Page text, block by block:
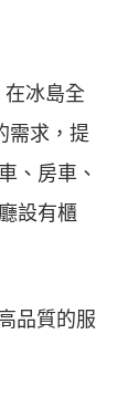
冰島全
需求，提
、房車、
設有櫃
品質的服